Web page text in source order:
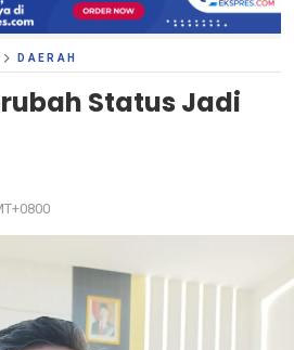
DAERAH
Status Jadi